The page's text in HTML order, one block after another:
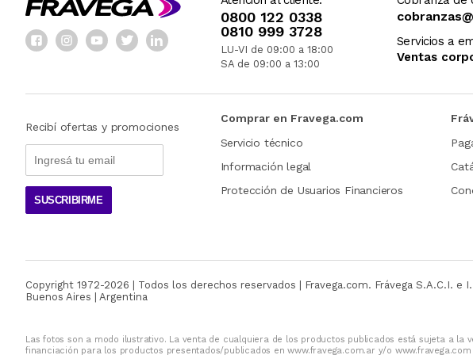
0800 122 0338
0810 999 3728
LU-VI de 09:00 a 18:00
SA de 09:00 a 13:00
Servicios a
Ventas
Recibí ofertas y promociones
SUSCRIBIRME
Comprar en Fravega.com
Servicio técnico
Información legal
Protección de Usuarios Financieros
Copyright 1972-2026 | Todos los derechos reservados | Fravega.com. Frávega S.A.C.I. e
Buenos Aires | Argentina
Las fotos son a modo ilustrativo. La venta de cualquiera de los productos publicados está sujeta a la
financiación para los productos presentados/publicados en www.fravega.com.ar y/o